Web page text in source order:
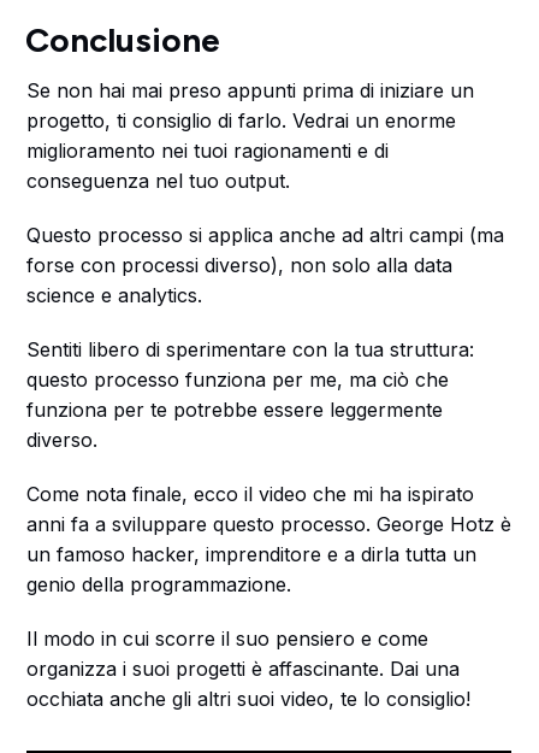
Conclusione
Se non hai mai preso appunti prima di iniziare un
progetto, ti consiglio di farlo. Vedrai un enorme
miglioramento nei tuoi ragionamenti e di
conseguenza nel tuo output.
Questo processo si applica anche ad altri campi (ma
forse con processi diverso), non solo alla data
science e analytics.
Sentiti libero di sperimentare con la tua struttura:
questo processo funziona per me, ma ciò che
funziona per te potrebbe essere leggermente
diverso.
Come nota finale, ecco il video che mi ha ispirato
anni fa a sviluppare questo processo. George Hotz è
un famoso hacker, imprenditore e a dirla tutta un
genio della programmazione.
Il modo in cui scorre il suo pensiero e come
organizza i suoi progetti è affascinante. Dai una
occhiata anche gli altri suoi video, te lo consiglio!